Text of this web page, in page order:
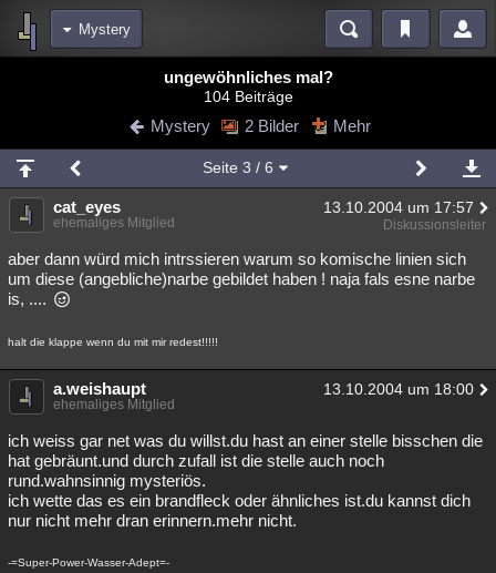
Mystery
Blogs Videos
Chat Wiki Neuigkeiten
meine Rubriken
Menschen Mystery Kriminalfälle
Spiritualität Verschwörungen Technologie Ufologie
Natur
Philosophie Träume Orte Esoterik Literatur
Astronomie Helpdesk
Musik Clash Verbesserungen Allmystery
Übersichten
Besucht Teilgenommen Alle Neue
Lesenswert Schlüsselwörter
ungewöhnliches mal?
104 Beiträge
Mystery 2 Bilder Mehr
Seite 3 / 6
cat_eyes 13.10.2004 um 17:57
ehemaliges Mitglied Diskussionsleiter
aber dann würd mich intrssieren warum so komische linien sich
um diese (angebliche)narbe gebildet haben ! naja fals esne narbe
is, ....
halt die klappe wenn du mit mir redest!!!!!
a.weishaupt 13.10.2004 um 18:00
ehemaliges Mitglied
ich weiss gar net was du willst.du hast an einer stelle bisschen die
hat gebräunt.und durch zufall ist die stelle auch noch
rund.wahnsinnig mysteriös.
ich wette das es ein brandfleck oder ähnliches ist.du kannst dich
nur nicht mehr dran erinnern.mehr nicht.
-=Super-Power-Wasser-Adept=-